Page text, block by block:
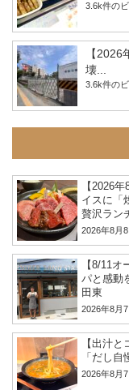
3.6k件の
【
壊...
3.6k件の
【2026
イスに「
贅沢ラン
2026年8月8
【8/11
パと感動
田東
2026年8月7
【出汁
「だし
2026年8月7